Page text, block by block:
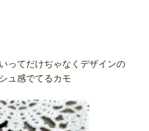
ってだけぢゃなくデザインの
ュ感でてるカモ